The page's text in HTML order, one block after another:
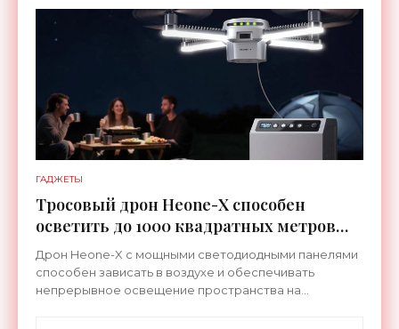
королевской
ГАДЖЕТЫ
Тросовый дрон Heone-X способен
осветить до 1000 квадратных метров
земли - «Беспилотники»
Дрон Heone-X с мощными светодиодными панелями
способен зависать в воздухе и обеспечивать
непрерывное освещение пространства на